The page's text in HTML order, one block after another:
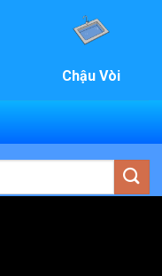
Chậu Vòi